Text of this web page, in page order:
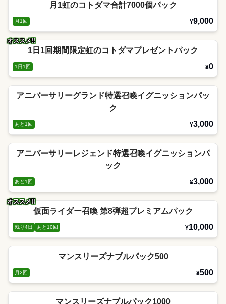
月1虹のコトダマ合計7000個パック
月1回 ¥9,000
オススメ!!
1日1回期間限定虹のコトダマプレゼントパック
1日1回 ¥0
アニバーサリーグランド特選召喚イグニッションパッ
ク
あと1回 ¥3,000
アニバーサリーレジェンド特選召喚イグニッションパ
ック
あと1回 ¥3,000
オススメ!!
仮面ライダー召喚 第8弾超プレミアムパック
残り4日 あと10回 ¥10,000
マンスリーズナブルパック500
月2回 ¥500
マンスリーズナブルパック1000